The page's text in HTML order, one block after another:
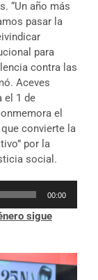
“Un año más
pasar la
para
contra las
Aceves
el 1 de
el
convierte la
por la
social.
00:00
sigue